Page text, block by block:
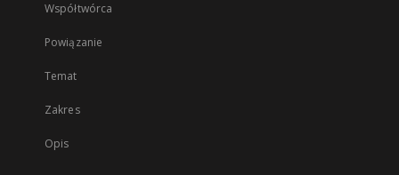
Współtwórca
Powiązanie
Temat
Zakres
Opis